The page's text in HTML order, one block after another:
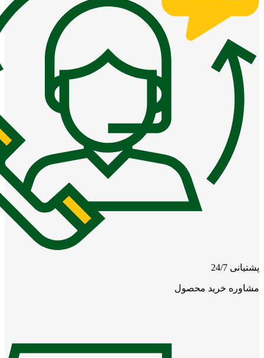
پشتیانی 24/7
مشاوره خرید محصول